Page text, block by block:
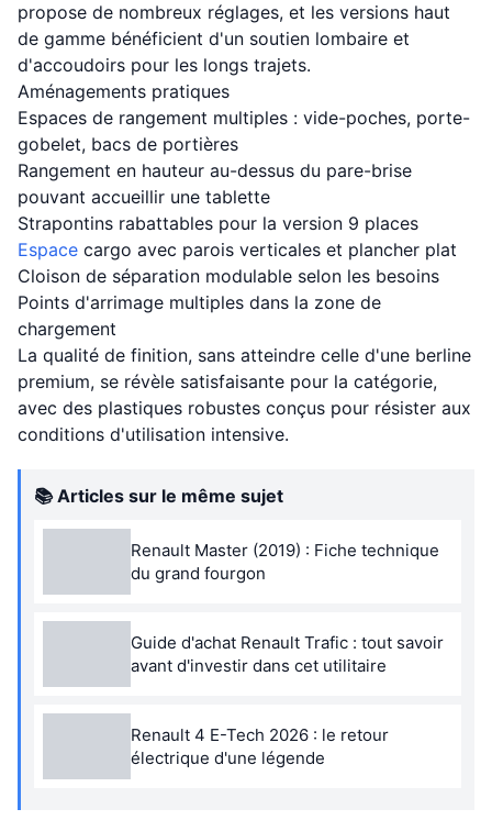
propose de nombreux réglages, et les versions haut
de gamme bénéficient d'un soutien lombaire et
d'accoudoirs pour les longs trajets.
Aménagements pratiques
Espaces de rangement multiples : vide-poches, porte-
gobelet, bacs de portières
Rangement en hauteur au-dessus du pare-brise
pouvant accueillir une tablette
Strapontins rabattables pour la version 9 places
Espace cargo avec parois verticales et plancher plat
Cloison de séparation modulable selon les besoins
Points d'arrimage multiples dans la zone de
chargement
La qualité de finition, sans atteindre celle d'une berline
premium, se révèle satisfaisante pour la catégorie,
avec des plastiques robustes conçus pour résister aux
conditions d'utilisation intensive.
📚 Articles sur le même sujet
Renault Master (2019) : Fiche technique
du grand fourgon
Guide d'achat Renault Trafic : tout savoir
avant d'investir dans cet utilitaire
Renault 4 E-Tech 2026 : le retour
électrique d'une légende